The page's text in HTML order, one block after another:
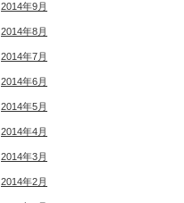
2014年9月
2014年8月
2014年7月
2014年6月
2014年5月
2014年4月
2014年3月
2014年2月